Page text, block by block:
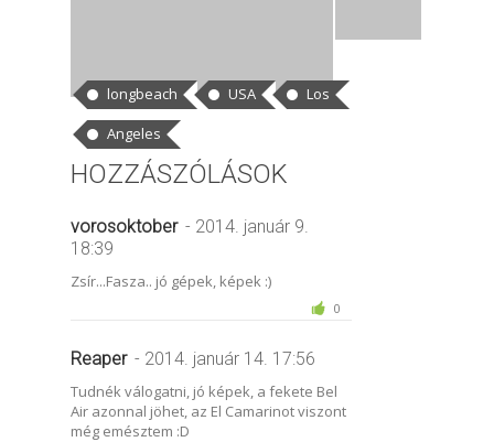
longbeach USA
Los
Angeles
HOZZÁSZÓLÁSOK
vorosoktober - 2014. január 9.
18:39
Zsír...Fasza.. jó gépek, képek :)
0
Reaper - 2014. január 14. 17:56
Tudnék válogatni, jó képek, a fekete Bel
Air azonnal jöhet, az El Camarinot viszont
még emésztem :D